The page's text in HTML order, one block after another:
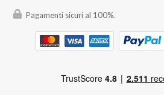
Pagamenti sicuri al 100%.